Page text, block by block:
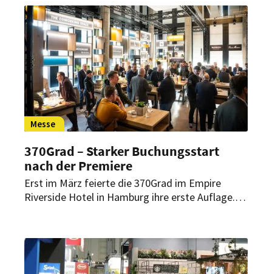
Hotellerie und den Außer-Haus-Markt.
Messe
370Grad – Starker Buchungsstart
nach der Premiere
Erst im März feierte die 370Grad im Empire
Riverside Hotel in Hamburg ihre erste Auflage.